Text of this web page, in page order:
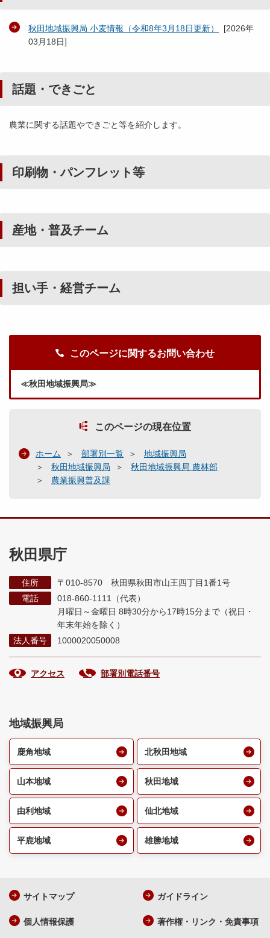
秋田地域振興局 小麦情報（令和8年3月18日更新） [2026年
03月18日]
話題・できごと
農業に関する話題やできごと等を紹介します。
印刷物・パンフレット等
産地・普及チーム
担い手・経営チーム
このページに関するお問い合わせ
≪秋田地域振興局≫
このページの現在位置
ホーム 部署別一覧
地域振興局
秋田地域振興局
秋田地域振興局 農林部
農業振興普及課
秋田県庁
住所
〒010-8570 秋田県秋田市山王四丁目1番1号
電話
018-860-1111（代表）
月曜日～金曜日 8時30分から17時15分まで （祝日・
年末年始を除く）
法人番号
1000020050008
アクセス 部署別電話番号
地域振興局
鹿角地域 北秋田地域
山本地域 秋田地域
由利地域 仙北地域
平鹿地域 雄勝地域
サイトマップ ガイドライン
個人情報保護 著作権・リンク・免責事項